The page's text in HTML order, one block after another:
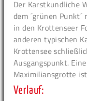
Der Karstkundliche
dem ´grünen
in den Krottenseer
anderen typischen
Krottensee
Ausgangspunkt.
Maximiliansgrotte
Verlauf: